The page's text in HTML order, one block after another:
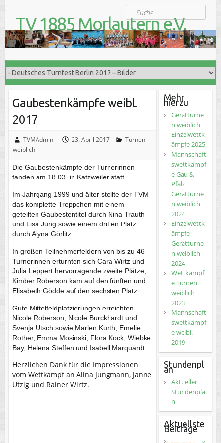
Suche
TV 1885 Morlautern e.V.
Der Turnverein für Jung und Alt
Gaubestenkämpfe weibl.
2017
TVMAdmin 23. April 2017
Turnen
weiblich
Die Gaubestenkämpfe der Turnerinnen
fanden am 18.03. in Katzweiler statt.
Im Jahrgang 1999 und älter stellte der TVM
das komplette Treppchen mit einem
geteilten Gaubestentitel durch Nina Trauth
und Lisa Jung sowie einem dritten Platz
durch Alyna Görlitz.
In großen Teilnehmerfeldern von bis zu 46
Turnerinnen erturnten sich Cara Wirtz und
Julia Leppert hervorragende zweite Plätze,
Kimber Roberson kam auf den fünften und
Elisabeth Gödde auf den sechsten Platz.
Gute Mittelfeldplatzierungen erreichten
Nicole Roberson, Nicole Burckhardt und
Svenja Utsch sowie Marlen Kurth, Emelie
Rother, Emma Mosinski, Flora Kock, Wiebke
Bay, Helena Steffen und Isabell Marquardt.
Herzlichen Dank für die Impressionen
vom Wettkampf an Alina Jungmann, Janne
Utzig und Rainer Wirtz.
Mehr
hierzu
Gerätturne
n weiblich
Einzelwettk
ämpfe 2025
Mannschaft
swettkämpf
e Gau &
Pfalz
Gerätturne
n weiblich
2024
Einzelwettk
ämpfe
Gerätturne
n weiblich
2024
Wettkämpf
e Turnen
weiblich
2023
Mannschaft
swettkämpf
e weibl.
2019
Stundenpl
an
Aktueller
Stundenpla
n
Aktuellste
Beiträge